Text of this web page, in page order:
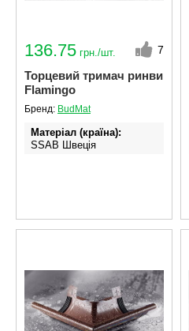
136.75 грн./шт. 7
Торцевий тримач ринви
Flamingo
Бренд: BudMat
Матеріал (країна)
SSAB Швеція